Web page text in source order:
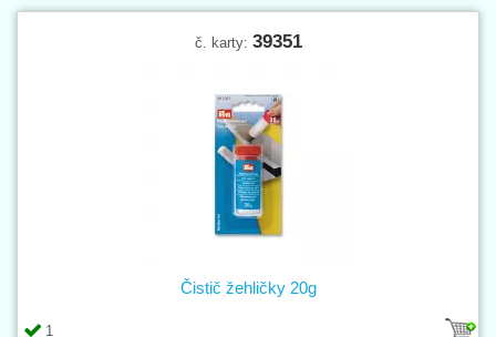
č. karty: 39351
1
Čistič žehličky 20g